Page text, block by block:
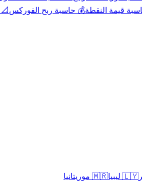
قيمة النقطة💰 حاسبة ربح الفوركس
🇱🇾 ليبيا
🇲🇷 موريتانيا